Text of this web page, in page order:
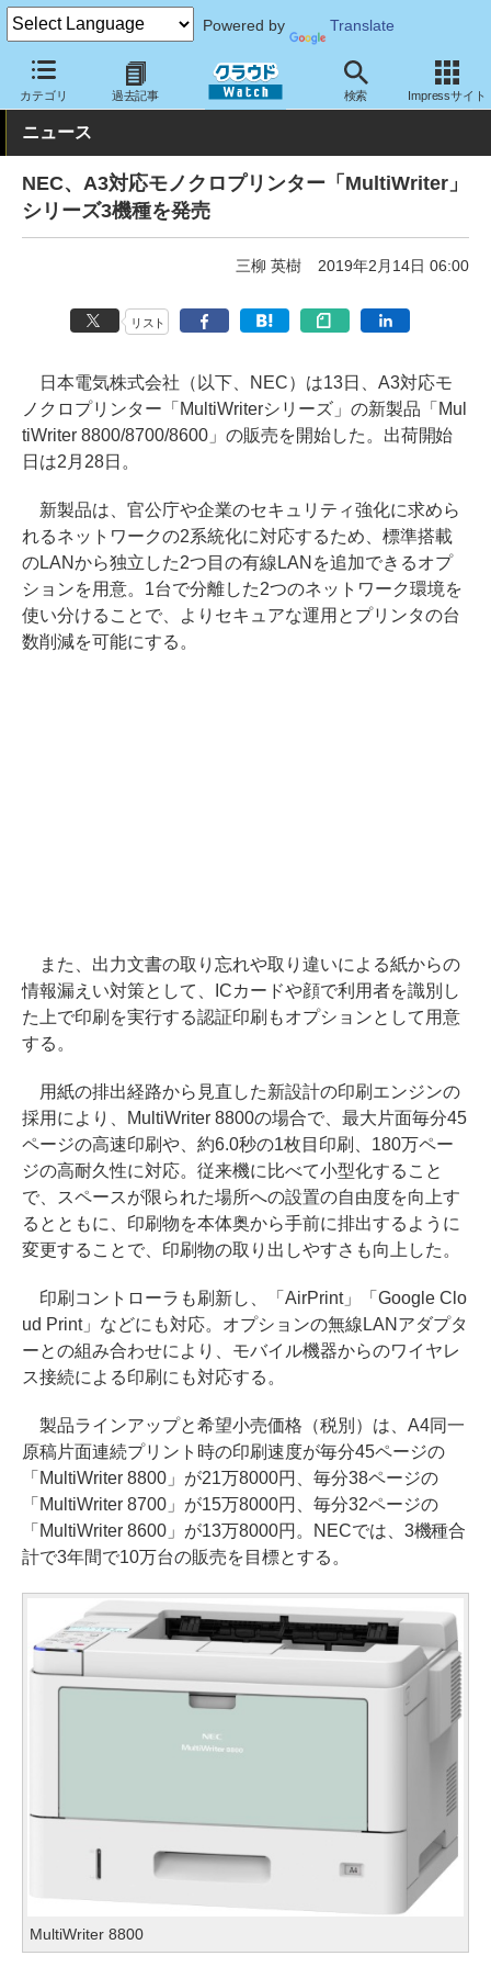
Powered by Translate
カテゴリ 過去記事 検索 Impressサイト
クラウド Watch ハード・インフラ ハードウェア 周辺機器
ニュース
NEC、A3対応モノクロプリンター「MultiWriter」
シリーズ3機種を発売
三柳 英樹 2019年2月14日 06:00
リスト
日本電気株式会社（以下、NEC）は13日、A3対応モ
ノクロプリンター「MultiWriterシリーズ」の新製品「Mul
tiWriter 8800/8700/8600」の販売を開始した。出荷開始
日は2月28日。
新製品は、官公庁や企業のセキュリティ強化に求めら
れるネットワークの2系統化に対応するため、標準搭載
のLANから独立した2つ目の有線LANを追加できるオプ
ションを用意。1台で分離した2つのネットワーク環境を
使い分けることで、よりセキュアな運用とプリンタの台
数削減を可能にする。
また、出力文書の取り忘れや取り違いによる紙からの
情報漏えい対策として、ICカードや顔で利用者を識別し
た上で印刷を実行する認証印刷もオプションとして用意
する。
用紙の排出経路から見直した新設計の印刷エンジンの
採用により、MultiWriter 8800の場合で、最大片面毎分45
ページの高速印刷や、約6.0秒の1枚目印刷、180万ペー
ジの高耐久性に対応。従来機に比べて小型化すること
で、スペースが限られた場所への設置の自由度を向上す
るとともに、印刷物を本体奥から手前に排出するように
変更することで、印刷物の取り出しやすさも向上した。
印刷コントローラも刷新し、「AirPrint」「Google Clo
ud Print」などにも対応。オプションの無線LANアダプタ
ーとの組み合わせにより、モバイル機器からのワイヤレ
ス接続による印刷にも対応する。
製品ラインアップと希望小売価格（税別）は、A4同一
原稿片面連続プリント時の印刷速度が毎分45ページの
「MultiWriter 8800」が21万8000円、毎分38ページの
「MultiWriter 8700」が15万8000円、毎分32ページの
「MultiWriter 8600」が13万8000円。NECでは、3機種合
計で3年間で10万台の販売を目標とする。
MultiWriter 8800